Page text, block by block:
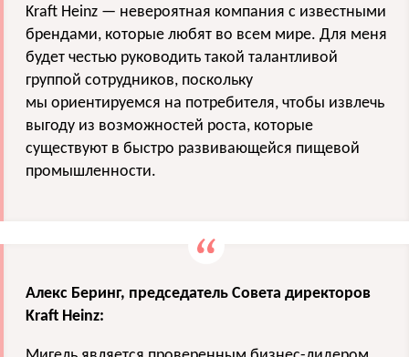
Kraft Heinz — невероятная компания с известными
брендами, которые любят во всем мире. Для меня
будет честью руководить такой талантливой
группой сотрудников, поскольку
мы ориентируемся на потребителя, чтобы извлечь
выгоду из возможностей роста, которые
существуют в быстро развивающейся пищевой
промышленности.
Алекс Беринг, председатель Совета директоров
Kraft Heinz: